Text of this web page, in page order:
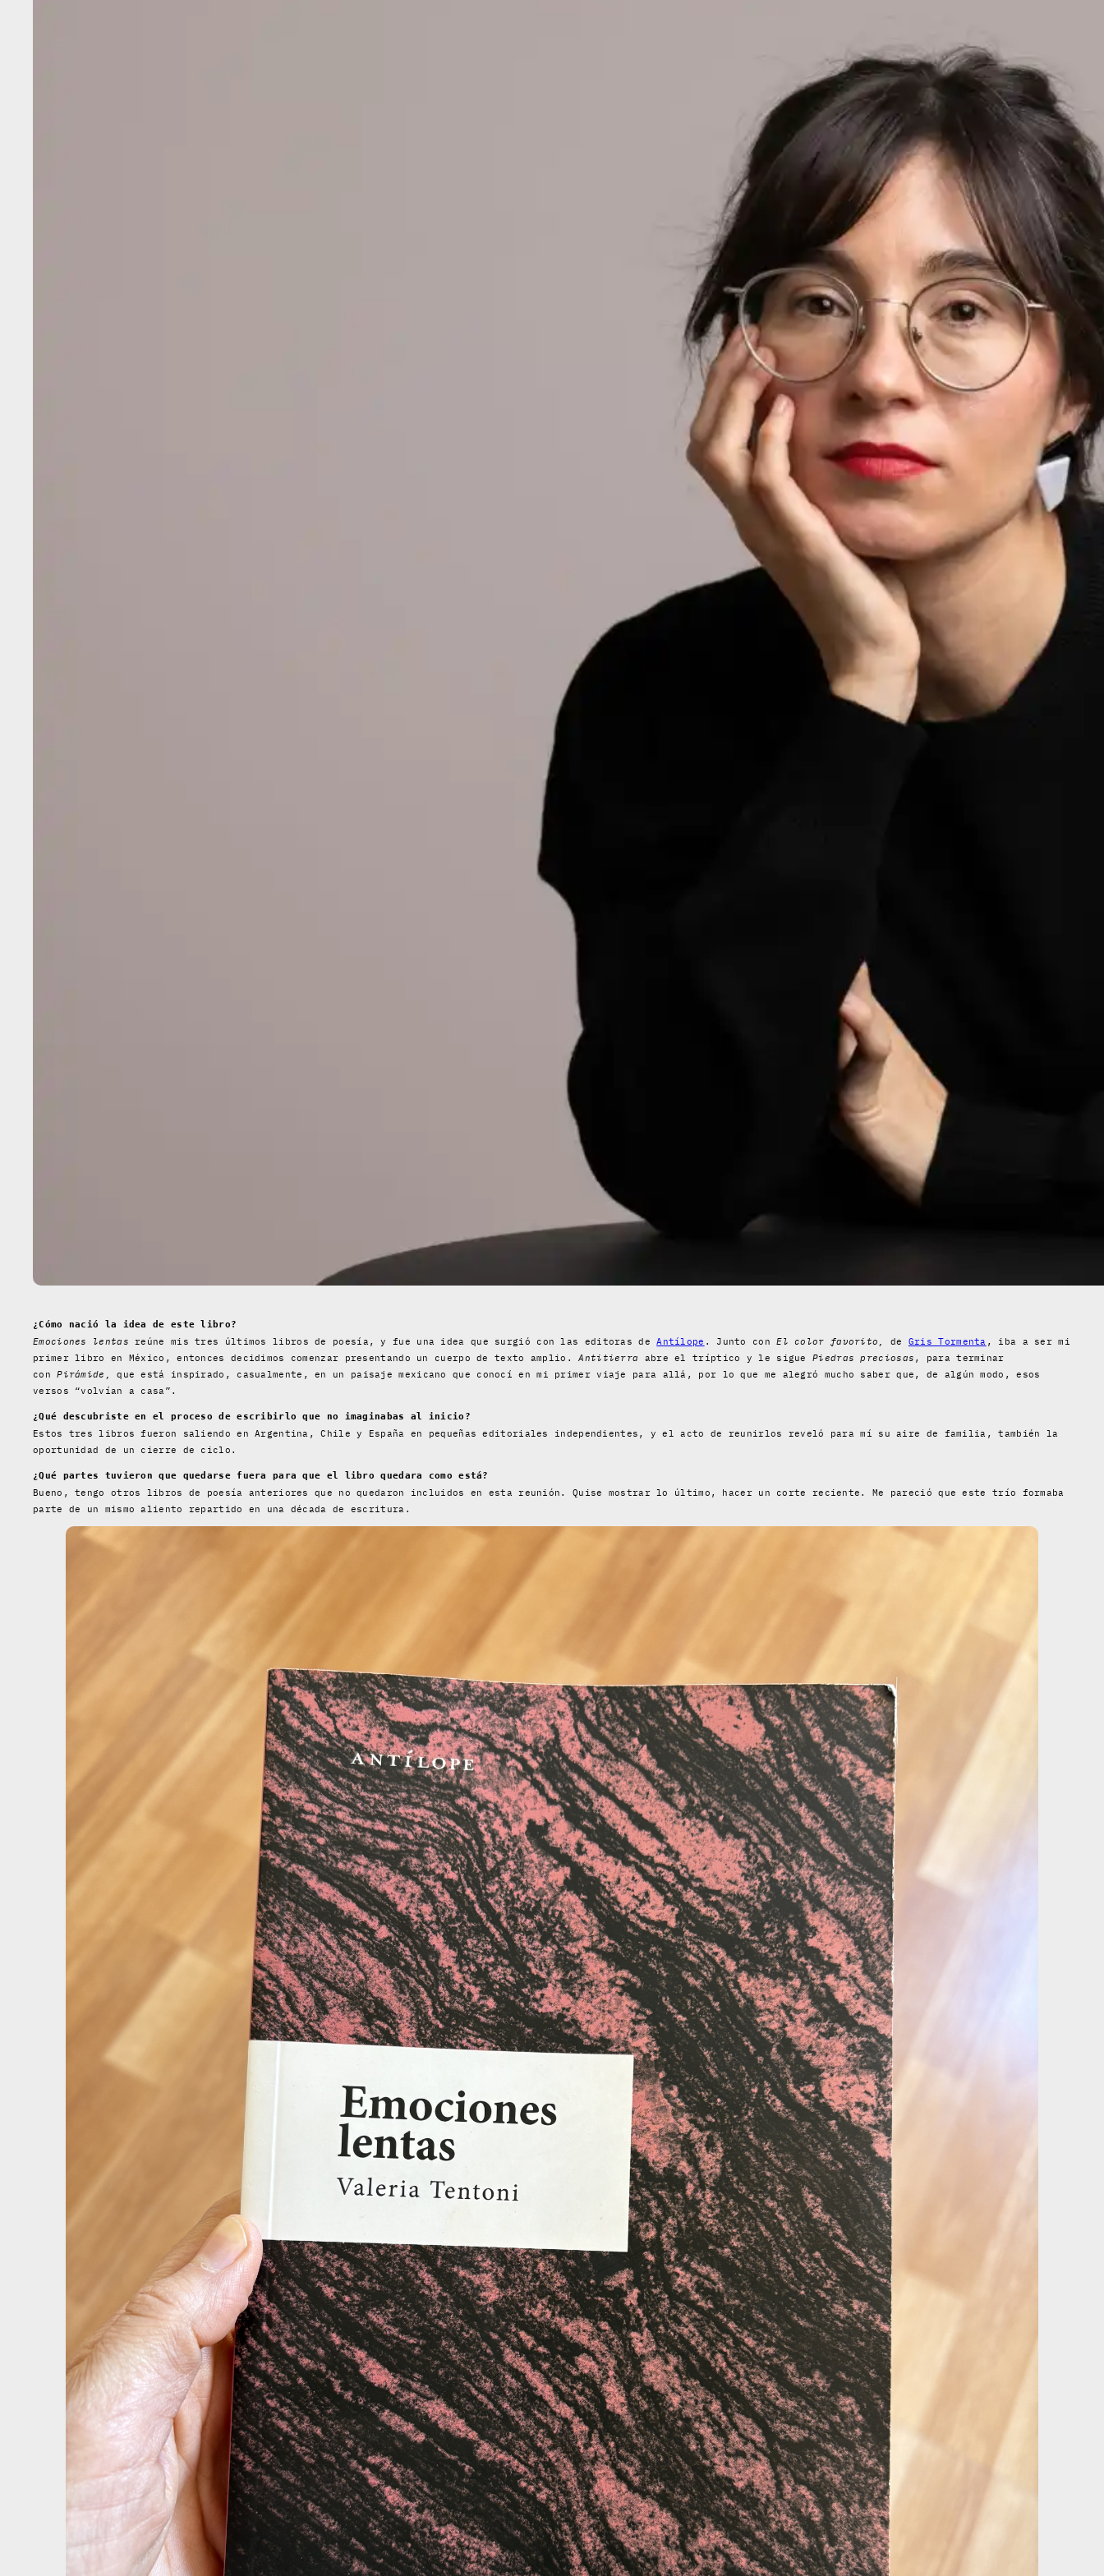
¿Cómo nació la idea de este libro?
Emociones lentas reúne mis tres últimos libros de poesía, y fue una idea que surgió con las editoras deAntílope . Junto conEl color favorito, de Gris Tormenta , iba a ser mi
primer libro en México, entonces decidimos comenzar presentando un cuerpo de texto amplio.Antitierra abre el tríptico y le siguePiedras preciosas , para terminar
conPirámide,
que está inspirado, casualmente, en un paisaje mexicano que conocí en mi primer viaje para allá, por lo que me alegró mucho saber que, de algún modo, esos
versos “volvían a casa”.
¿Qué descubriste en el proceso de escribirlo que no imaginabas al inicio?
Estos tres libros fueron saliendo en Argentina, Chile y España en pequeñas editoriales independientes, y el acto de reunirlos reveló para mí su aire de familia, también la
oportunidad de un cierre de ciclo.
¿Qué partes tuvieron que quedarse fuera para que el libro quedara como está?
Bueno, tengo otros libros de poesía anteriores que no quedaron incluidos en esta reunión. Quise mostrar lo último, hacer un corte reciente. Me pareció que este trío formaba
parte de un mismo aliento repartido en una década de escritura.